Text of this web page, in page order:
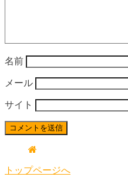
名前
メール
サイト
トップページへ